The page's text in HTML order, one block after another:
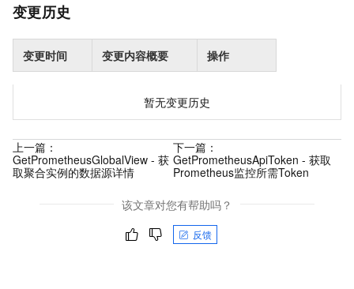
变更历史
变更时间 变更内容概要 操作
暂无变更历史
上一篇：
GetPrometheusGlobalView - 获
取聚合实例的数据源详情
下一篇：
GetPrometheusApiToken - 获取
Prometheus监控所需Token
该文章对您有帮助吗？
反馈